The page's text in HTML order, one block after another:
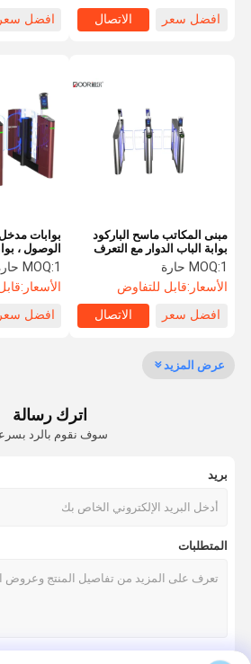
جولة في
مراقبة الجودة
الباب الدوار التعرف على الوجه
ترايبود الباب الدوار بوابة
افضل سعر
الاتصال
افضل سعر
مبنى المكاتب ماسح الباركود
بوابة الباب الدوار مع التعرف
على الوجه قارئ بطاقة
MOQ:1 حارة
الأسعار:قابل للتفاوض
افضل سعر
الاتصال
بوابات
الوصول ،
بوابة سريعة
MOQ:1 حارة
الأسعار:
افضل سعر
عرض المزيد
اترك رسالة
سوف نقوم بالرد
بريد
المتطلبات